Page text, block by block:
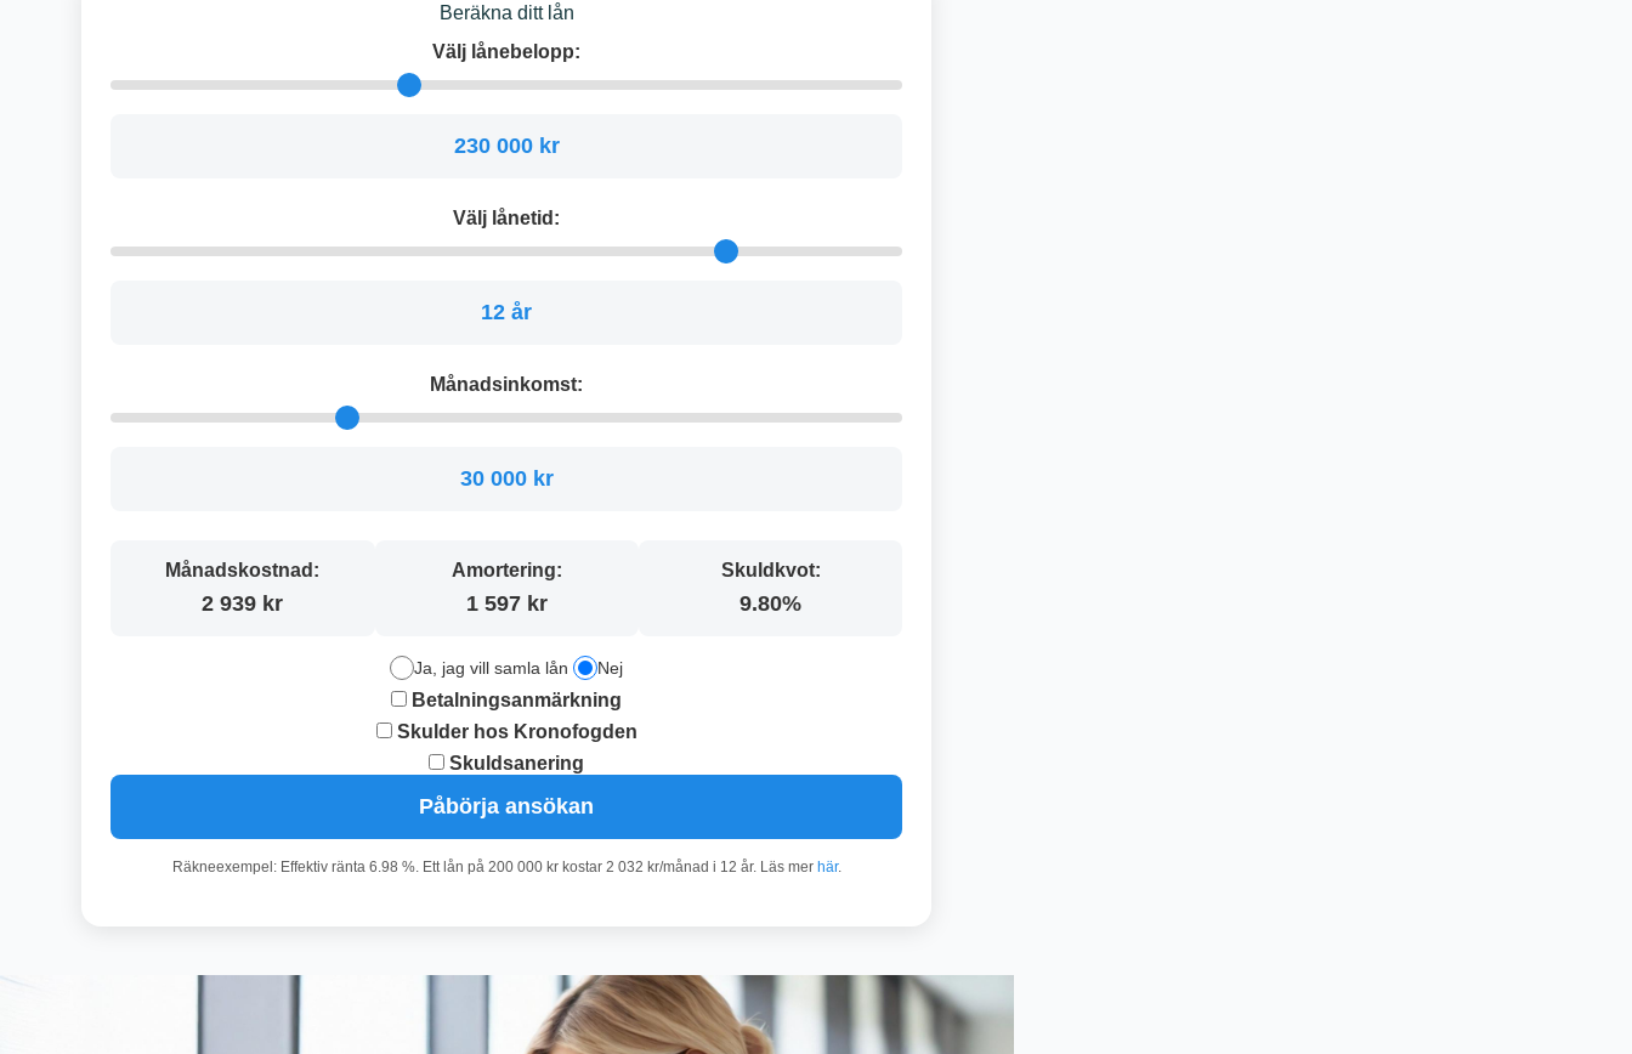
Beräkna ditt lån
Välj lånebelopp:
230 000 kr
Välj lånetid:
12 år
Månadsinkomst:
30 000 kr
Månadskostnad:
2 939 kr
Amortering:
1 597 kr
Skuldkvot:
9.80%
Ja, jag vill samla lån Nej
Betalningsanmärkning
Skulder hos Kronofogden
Skuldsanering
Påbörja ansökan
Räkneexempel: Effektiv ränta 6.98 %. Ett lån på 200 000 kr kostar 2 032 kr/månad i 12 år. Läs mer här.